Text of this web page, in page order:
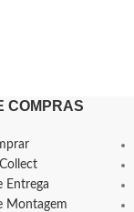
COMPRAS
Entrega
Montagem